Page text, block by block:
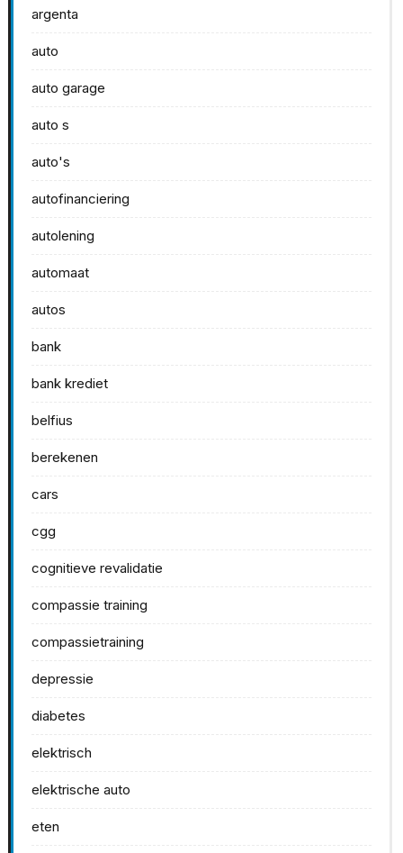
argenta
auto
auto garage
auto s
auto's
autofinanciering
autolening
automaat
autos
bank
bank krediet
belfius
berekenen
cars
cgg
cognitieve revalidatie
compassie training
compassietraining
depressie
diabetes
elektrisch
elektrische auto
eten